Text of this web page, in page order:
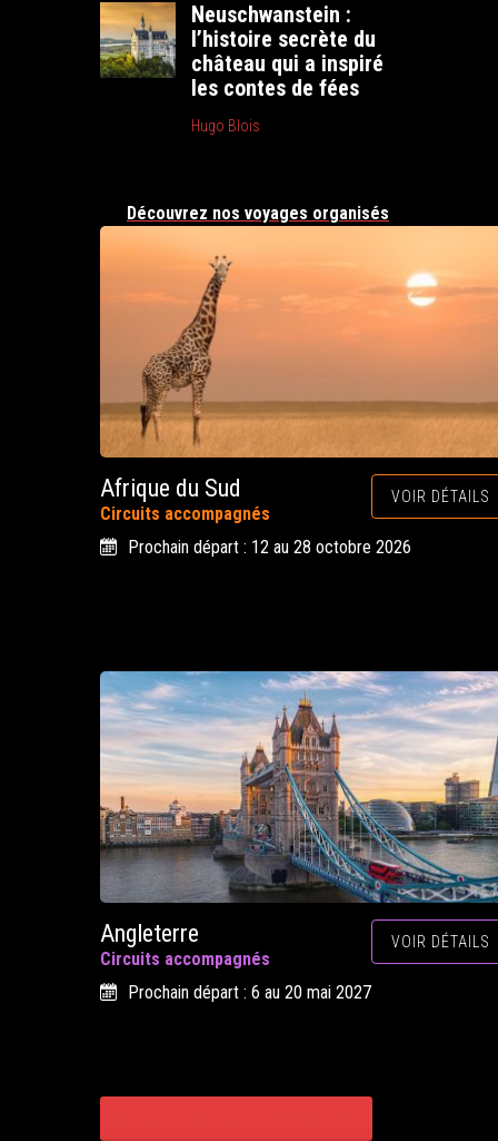
Neuschwanstein :
l’histoire secrète du
château qui a inspiré
les contes de fées
Hugo Blois
Découvrez nos voyages organisés
Afrique du Sud
Circuits accompagnés
VOIR DÉTAILS
Prochain départ : 12 au 28 octobre 2026
Angleterre
Circuits accompagnés
VOIR DÉTAILS
Prochain départ : 6 au 20 mai 2027